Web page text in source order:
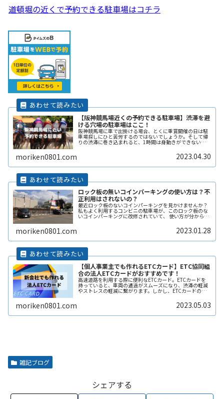
道頓堀の近くで予約できる駐車場はコチラ
【阪神競馬場近くの予約できる駐車場】渋滞を避
ける穴場の駐車場はここ！
阪神競馬場に車で出掛ける場合、とくに重賞開催の日は駐
車場探しにひと苦労するのではないでしょうか。そして帰
りの渋滞に巻き込まれると、1時間は身動きができないこ
きる駐車場サービスを紹介します。ReadMore...
moriken0801.com 2023.04.30
ロック板の無いコインパーキングの使い方は？不
正利用はされないの？
最近ロック板のないコインパーキングを見かけませんか？
私もよく利用するコンビニの駐車場が、このロック板のな
いコインパーキングに改修されていて、 使い方が分からず
ク板のないコインパーキングの使い方や、ロック板がない
と不正に使われないの？などその辺りも含めて解説しま
moriken0801.com 2023.01.28
【個人事業主でも作れるETCカード】ETC協同組
合の法人ETCカードがおすすめです！
高速道路を利用する際に便利なETCカード。ETCカードを
持っていると、車両の通過がスムーズになり、渋滞の軽減
やストレスの軽減に繋がります。しかし、ETCカードの種
類や利用方法、料金プランなどについては初めての人には
moriken0801.com 2023.05.03
雑記ブログ
シェアする